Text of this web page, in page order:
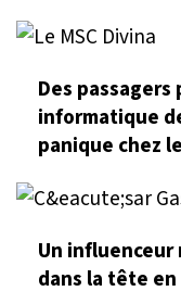
Des
informatique
panique chez
Un influenceur
dans la tête